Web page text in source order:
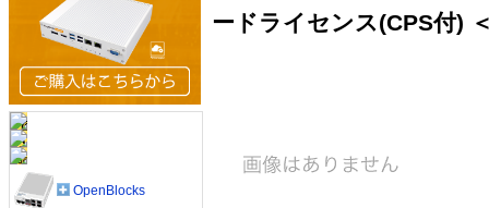
ードライセンス(CPS付)
OpenBlocks